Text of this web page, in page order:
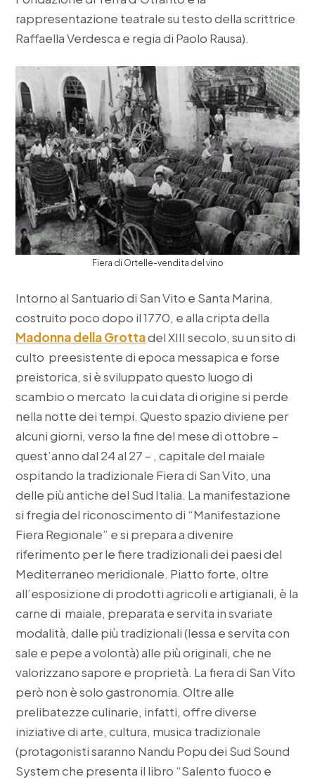
rappresentazione teatrale su testo della scrittrice
Raffaella Verdesca e regia di Paolo Rausa).
Fiera di Ortelle-vendita del vino
Intorno al Santuario di San Vito e Santa Marina,
costruito poco dopo il 1770, e alla cripta della
Madonna della Grottadel XIII secolo, su un sito di
culto preesistente di epoca messapica e forse
preistorica, si è sviluppato questo luogo di
scambio o mercato la cui data di origine si perde
nella notte dei tempi. Questo spazio diviene per
alcuni giorni, verso la fine del mese di ottobre –
quest’anno dal 24 al 27 – , capitale del maiale
ospitando la tradizionale Fiera di San Vito, una
delle più antiche del Sud Italia. La manifestazione
si fregia del riconoscimento di “Manifestazione
Fiera Regionale” e si prepara a divenire
riferimento per le fiere tradizionali dei paesi del
Mediterraneo meridionale. Piatto forte, oltre
all’esposizione di prodotti agricoli e artigianali, è la
carne di maiale, preparata e servita in svariate
modalità, dalle più tradizionali (lessa e servita con
sale e pepe a volontà) alle più originali, che ne
valorizzano sapore e proprietà. La fiera di San Vito
però non è solo gastronomia. Oltre alle
prelibatezze culinarie, infatti, offre diverse
iniziative di arte, cultura, musica tradizionale
(protagonisti saranno Nandu Popu dei Sud Sound
System che presenta il libro “Salento fuoco e